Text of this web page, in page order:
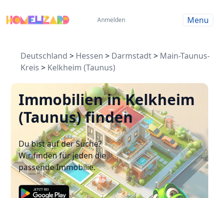
Anmelden Menu
Deutschland > Hessen > Darmstadt> Main-Taunus-
Kreis > Kelkheim (Taunus)
Immobilien in Kelkheim
(Taunus) finden
Du bist auf der Suche?
Wir finden für jeden die
passende Immobilie.